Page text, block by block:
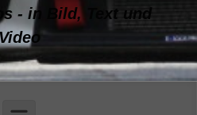
- in Bild, Text und
Video